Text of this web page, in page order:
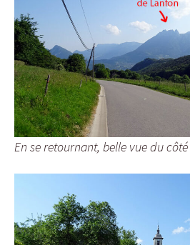
En se retournant, belle vue du côté